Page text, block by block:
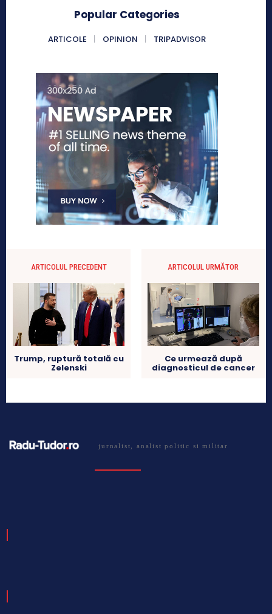
Popular Categories
ARTICOLE OPINION TRIPADVISOR
ARTICOLUL PRECEDENT
Trump, ruptură totală cu
Zelenski
ARTICOLUL URMĂTOR
Ce urmează după
diagnosticul de cancer
jurnalist, analist politic si militar